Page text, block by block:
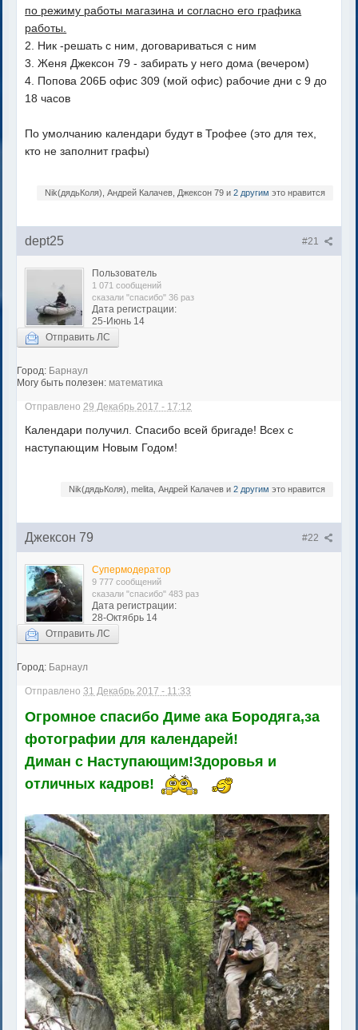
по режиму работы магазина и согласно его графика
работы.
2. Ник -решать с ним, договариваться с ним
3. Женя Джексон 79 - забирать у него дома (вечером)
4. Попова 206Б офис 309 (мой офис) рабочие дни с 9 до
18 часов
По умолчанию календари будут в Трофее (это для тех,
кто не заполнит графы)
Nik(дядьКоля), Андрей Калачев, Джексон 79 и 2 другим это нравится
#21
dept25
Пользователь
1 071 сообщений
сказали "спасибо" 36 раз
Дата регистрации:
25-Июнь 14
Отправить ЛС
Город: Барнаул
Могу быть полезен: математика
Отправлено29 Декабрь 2017 - 17:12
Календари получил. Спасибо всей бригаде! Всех с
наступающим Новым Годом!
Nik(дядьКоля), melita, Андрей Калачев и 2 другим это нравится
#22
Джексон 79
Супермодератор
9 777 сообщений
сказали "спасибо" 483 раз
Дата регистрации:
28-Октябрь 14
Отправить ЛС
Город: Барнаул
Отправлено31 Декабрь 2017 - 11:33
Огромное спасибо Диме ака Бородяга,за
фотографии для календарей!
Диман с Наступающим!Здоровья и
отличных кадров!